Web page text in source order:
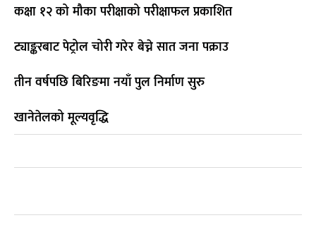
कक्षा १२ को मौका परीक्षाको परीक्षाफल प्रकाशित
ट्याङ्करबाट पेट्रोल चोरी गरेर बेच्ने सात जना पक्राउ
तीन वर्षपछि बिरिङमा नयाँ पुल निर्माण सुरु
खानेतेलको मूल्यवृद्धि